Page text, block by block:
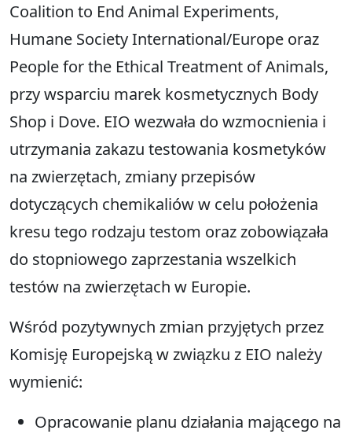
Coalition to End Animal Experiments,
Humane Society International/Europe oraz
People for the Ethical Treatment of Animals,
przy wsparciu marek kosmetycznych Body
Shop i Dove. EIO wezwała do wzmocnienia i
utrzymania zakazu testowania kosmetyków
na zwierzętach, zmiany przepisów
dotyczących chemikaliów w celu położenia
kresu tego rodzaju testom oraz zobowiązała
do stopniowego zaprzestania wszelkich
testów na zwierzętach w Europie.
Wśród pozytywnych zmian przyjętych przez
Komisję Europejską w związku z EIO należy
wymienić:
Opracowanie planu działania mającego na